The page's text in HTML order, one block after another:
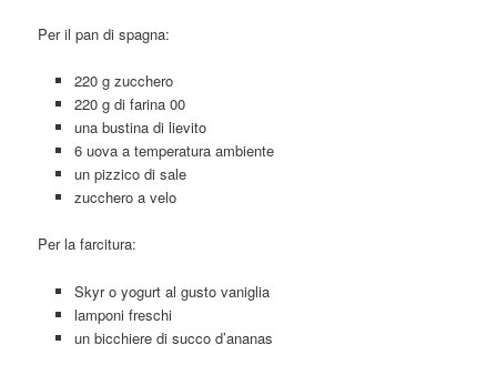
Per il pan di spagna:
220 g zucchero
220 g di farina 00
una bustina di lievito
6 uova a temperatura ambiente
un pizzico di sale
zucchero a velo
Per la farcitura:
Skyr o yogurt al gusto vaniglia
lamponi freschi
un bicchiere di succo d’ananas